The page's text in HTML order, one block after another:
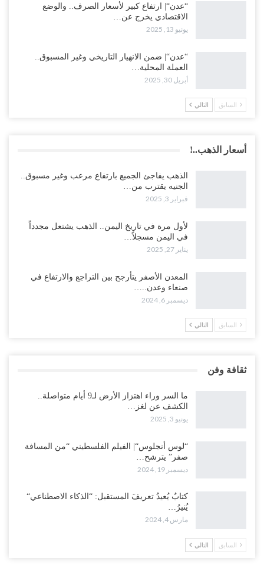
“عدن“| ارتفاع كبير لأسعار الصرف.. والوضع
الاقتصادي يخرج عن…
يونيو 13, 2025
“عدن“| ضمن الانهيار التاريخي وغير المسبوق..
العملة المحلية…
أبريل 30, 2025
السابق التالي
أسعار الذهب..!
الذهب يفاجئ الجميع بارتفاع مرعب وغير مسبوق..
الجنيه يقترب من…
فبراير 3, 2025
لأول مرة في تاريخ اليمن.. الذهب يشتعل مجدداً
في اليمن مسجلاً…
يناير 27, 2025
المعدن الأصفر يتأرجح بين التراجع والارتفاع في
صنعاء وعدن..…
ديسمبر 6, 2024
السابق التالي
ثقافة وفن
ما السر وراء اهتزاز الأرض لـ9 أيام متواصلة..
الكشف عن لغز…
يونيو 3, 2025
“لوس أنجلوس“| الفيلم الفلسطيني “من المسافة
صفر” يترشح…
ديسمبر 19, 2024
كتابٌ يُعيدُ تعريفَ المستقبل: “الذكاء الاصطناعي“
يُنيرُ…
مارس 4, 2024
السابق التالي